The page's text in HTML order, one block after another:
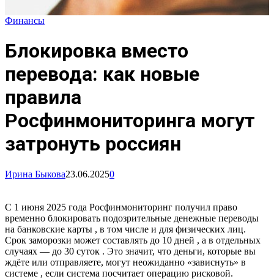
Финансы
Блокировка вместо
перевода: как новые
правила
Росфинмониторинга могут
затронуть россиян
Ирина Быкова23.06.20250
С 1 июня 2025 года Росфинмониторинг получил право
временно блокировать подозрительные денежные переводы
на банковские карты , в том числе и для физических лиц.
Срок заморозки может составлять до 10 дней , а в отдельных
случаях — до 30 суток . Это значит, что деньги, которые вы
ждёте или отправляете, могут неожиданно «зависнуть» в
системе , если система посчитает операцию рисковой.